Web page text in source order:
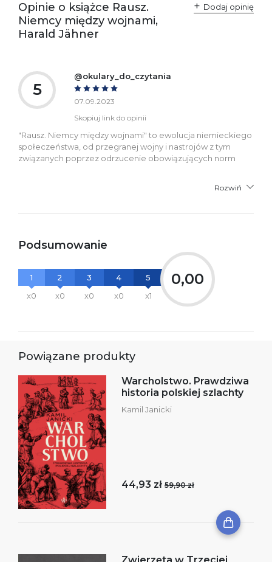
Polska
kontakt@wydajenamsie.pl
+48 61 623 38 38
Opinie o książce Rausz.
Niemcy między wojnami,
Harald Jähner
Dodaj opinię
5
@okulary_do_czytania
07.09.2023
Skopiuj link do opinii
"Rausz. Niemcy między wojnami" to ewolucja niemieckiego
społeczeństwa, od przegranej wojny i nastrojów z tym
związanych poprzez odrzucenie obowiązujących norm
Rozwiń
Podsumowanie
1
x0
2
x0
3
x0
4
x0
5
x1
0,00
Powiązane produkty
Warcholstwo. Prawdziwa
historia polskiej szlachty
Kamil Janicki
44,93 zł 59,90 zł